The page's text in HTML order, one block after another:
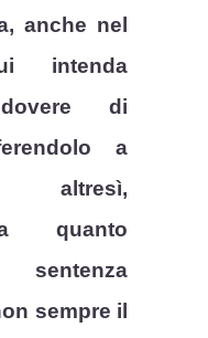
anche nel
intenda
di
a
altresì,
a quanto
sempre il